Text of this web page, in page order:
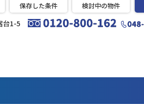
台1-5
保存した条件 検討中の物件